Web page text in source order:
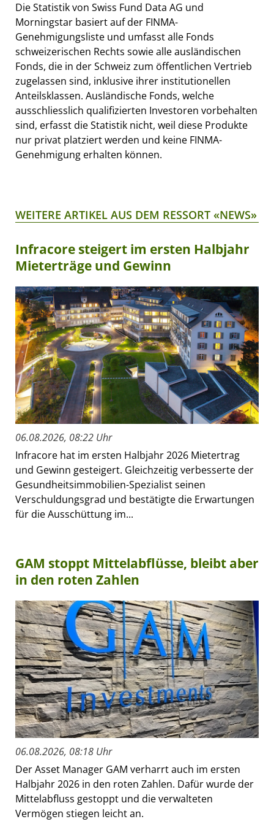
Die Statistik von Swiss Fund Data AG und
Morningstar basiert auf der FINMA-
Genehmigungsliste und umfasst alle Fonds
schweizerischen Rechts sowie alle ausländischen
Fonds, die in der Schweiz zum öffentlichen Vertrieb
zugelassen sind, inklusive ihrer institutionellen
Anteilsklassen. Ausländische Fonds, welche
ausschliesslich qualifizierten Investoren vorbehalten
sind, erfasst die Statistik nicht, weil diese Produkte
nur privat platziert werden und keine FINMA-
Genehmigung erhalten können.
WEITERE ARTIKEL AUS DEM RESSORT «NEWS»
Infracore steigert im ersten Halbjahr
Mieterträge und Gewinn
06.08.2026, 08:22 Uhr
Infracore hat im ersten Halbjahr 2026 Mietertrag
und Gewinn gesteigert. Gleichzeitig verbesserte der
Gesundheitsimmobilien-Spezialist seinen
Verschuldungsgrad und bestätigte die Erwartungen
für die Ausschüttung im...
GAM stoppt Mittelabflüsse, bleibt aber
in den roten Zahlen
06.08.2026, 08:18 Uhr
Der Asset Manager GAM verharrt auch im ersten
Halbjahr 2026 in den roten Zahlen. Dafür wurde der
Mittelabfluss gestoppt und die verwalteten
Vermögen stiegen leicht an.